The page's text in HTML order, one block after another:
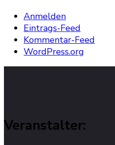
Anmelden
Eintrags-Feed
Kommentar-Feed
WordPress.org
Veranstalter: